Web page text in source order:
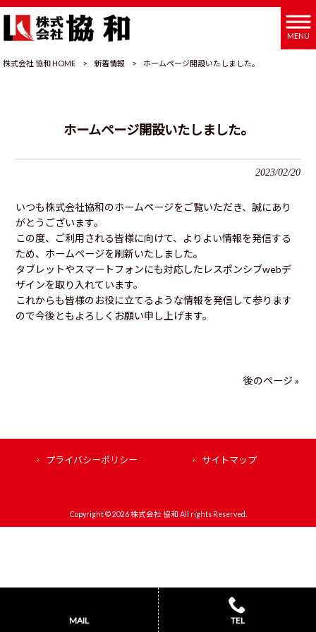
MENU
株式会社 協和 HOME > 新着情報 > ホームページ開設いたしました。
ホームページ開設いたしました。
2023/02/20
いつも株式会社協和のホームページをご覧いただき、誠にあり
がとうございます。
この度、ご利用される皆様に向けて、よりよい情報を発信する
ため、ホームページを刷新いたしました。
タブレットやスマートフォンにも対応したレスポンシブwebデ
ザインを取り入れています。
これからも皆様のお役に立てるような情報を発信して参ります
ので今後ともよろしくお願い申し上げます。
後のページ »
プライバシーポリシー サイトマップ
Copyright © 2026 株式会社 協和 All rights Reserved.
MAIL TEL